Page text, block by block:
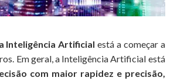
a Inteligência Artificial está a começar a
Em geral, a Inteligência Artificial está
com maior rapidez e precisão,